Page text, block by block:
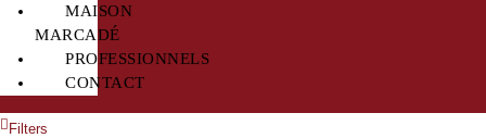
MAISON
MARCADÉ
PROFESSIONNELS
CONTACT
Filters